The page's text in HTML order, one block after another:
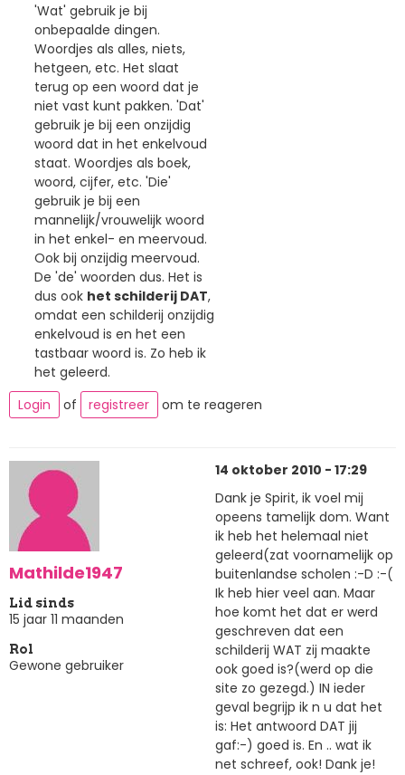
'Wat' gebruik je bij
onbepaalde dingen.
Woordjes als alles, niets,
hetgeen, etc. Het slaat
terug op een woord dat je
niet vast kunt pakken. 'Dat'
gebruik je bij een onzijdig
woord dat in het enkelvoud
staat. Woordjes als boek,
woord, cijfer, etc. 'Die'
gebruik je bij een
mannelijk/vrouwelijk woord
in het enkel- en meervoud.
Ook bij onzijdig meervoud.
De 'de' woorden dus. Het is
dus ook het schilderij DAT,
omdat een schilderij onzijdig
enkelvoud is en het een
tastbaar woord is. Zo heb ik
het geleerd.
Login
of registreer om te reageren
Mathilde1947
Lid sinds
15 jaar 11 maanden
Rol
Gewone gebruiker
14 oktober 2010 - 17:29
Dank je Spirit, ik voel mij
opeens tamelijk dom. Want
ik heb het helemaal niet
geleerd(zat voornamelijk op
buitenlandse scholen :-D :-(
Ik heb hier veel aan. Maar
hoe komt het dat er werd
geschreven dat een
schilderij WAT zij maakte
ook goed is?(werd op die
site zo gezegd.) IN ieder
geval begrijp ik n u dat het
is: Het antwoord DAT jij
gaf:-) goed is. En .. wat ik
net schreef, ook! Dank je!